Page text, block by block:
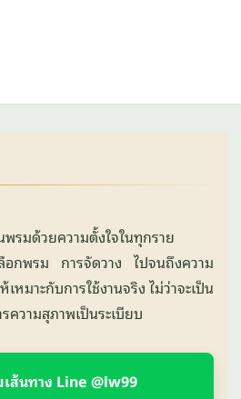
พรมด้วยความตั้งใจในทุกราย
อกพรม การจัดวาง ไปจนถึงความ
หมาะกับการใช้งานจริง ไม่ว่าจะเป็น
ความสุภาพเป็นระเบียบ
ส้นทาง Line @lw99